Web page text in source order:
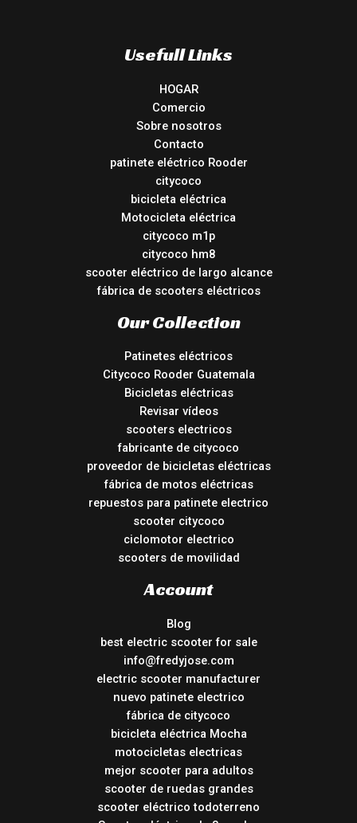
Usefull Links
HOGAR
Comercio
Sobre nosotros
Contacto
patinete eléctrico Rooder
citycoco
bicicleta eléctrica
Motocicleta eléctrica
citycoco m1p
citycoco hm8
scooter eléctrico de largo alcance
fábrica de scooters eléctricos
Our Collection
Patinetes eléctricos
Citycoco Rooder Guatemala
Bicicletas eléctricas
Revisar vídeos
scooters electricos
fabricante de citycoco
proveedor de bicicletas eléctricas
fábrica de motos eléctricas
repuestos para patinete electrico
scooter citycoco
ciclomotor electrico
scooters de movilidad
Account
Blog
best electric scooter for sale
info@fredyjose.com
electric scooter manufacturer
nuevo patinete electrico
fábrica de citycoco
bicicleta eléctrica Mocha
motocicletas electricas
mejor scooter para adultos
scooter de ruedas grandes
scooter eléctrico todoterreno